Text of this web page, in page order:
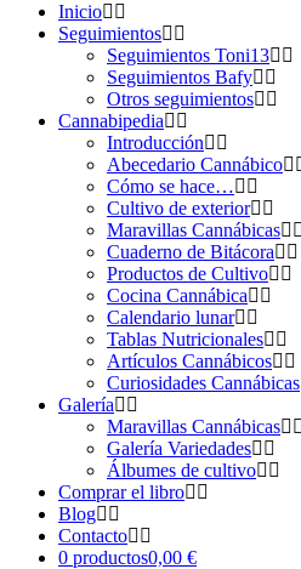
Inicio
Seguimientos
Seguimientos Toni13
Seguimientos Bafy
Otros seguimientos
Cannabipedia
Introducción
Abecedario Cannábico
Cómo se hace…
Cultivo de exterior
Maravillas Cannábicas
Cuaderno de Bitácora
Productos de Cultivo
Cocina Cannábica
Calendario lunar
Tablas Nutricionales
Artículos Cannábicos
Curiosidades Cannábicas
Galería
Maravillas Cannábicas
Galería Variedades
Álbumes de cultivo
Comprar el libro
Blog
Contacto
0 productos0,00 €